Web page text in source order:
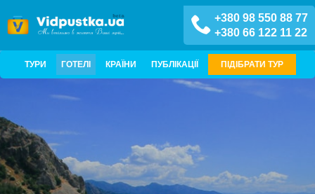
+380 98 550 88 77
+380 66 122 11 22
ТУРИ ГОТЕЛІ КРАЇНИ ПУБЛІКАЦІЇ ПІДІБРАТИ ТУР